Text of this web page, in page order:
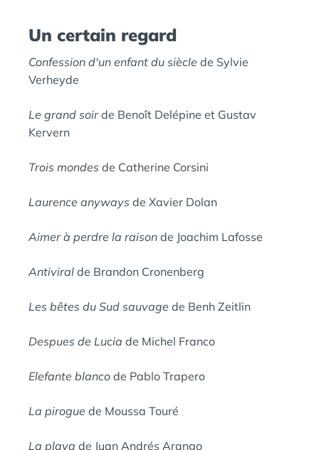
Un certain regard
Confession d'un enfant du siècle de Sylvie
Verheyde
Le grand soirde Benoît Delépine et Gustav
Kervern
Trois mondes de Catherine Corsini
Laurence anyways de Xavier Dolan
Aimer à perdre la raison de Joachim Lafosse
Antiviral de Brandon Cronenberg
Les bêtes du Sud sauvage de Benh Zeitlin
Despues de Lucia de Michel Franco
Elefante blanco de Pablo Trapero
La pirogue de Moussa Touré
La playa de Juan Andrés Arango